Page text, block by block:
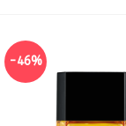
-46%